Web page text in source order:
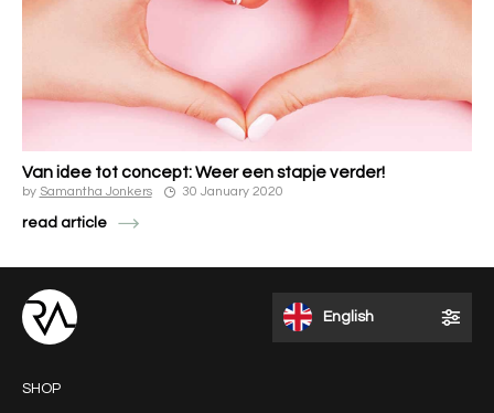
Van idee tot concept: Weer een stapje verder!
by Samantha Jonkers 30 January 2020
read article
English
SHOP